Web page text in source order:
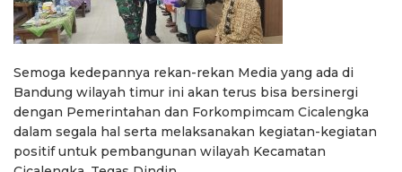
Semoga kedepannya rekan-rekan Media yang ada di
Bandung wilayah timur ini akan terus bisa bersinergi
dengan Pemerintahan dan Forkompimcam Cicalengka
dalam segala hal serta melaksanakan kegiatan-kegiatan
positif untuk pembangunan wilayah Kecamatan